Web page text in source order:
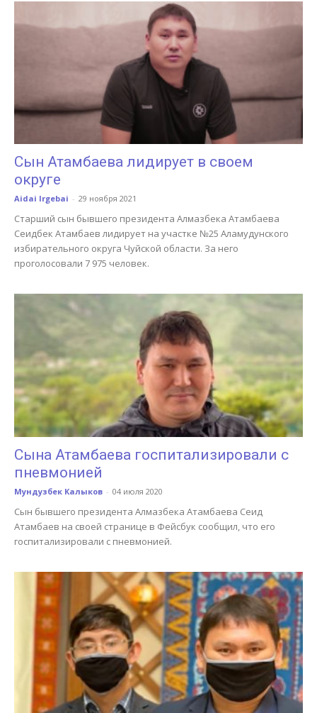
Сын Атамбаева лидирует в своем
округе
Aidai Irgebai - 29 ноября 2021
Старший сын бывшего президента Алмазбека Атамбаева
Сеидбек Атамбаев лидирует на участке №25 Аламудунского
избирательного округа Чуйской области. За него
проголосовали 7 975 человек.
Сына Атамбаева госпитализировали с
пневмонией
Мундузбек Калыков - 04 июля 2020
Сын бывшего президента Алмазбека Атамбаева Сеид
Атамбаев на своей странице в Фейсбук сообщил, что его
госпитализировали с пневмонией.